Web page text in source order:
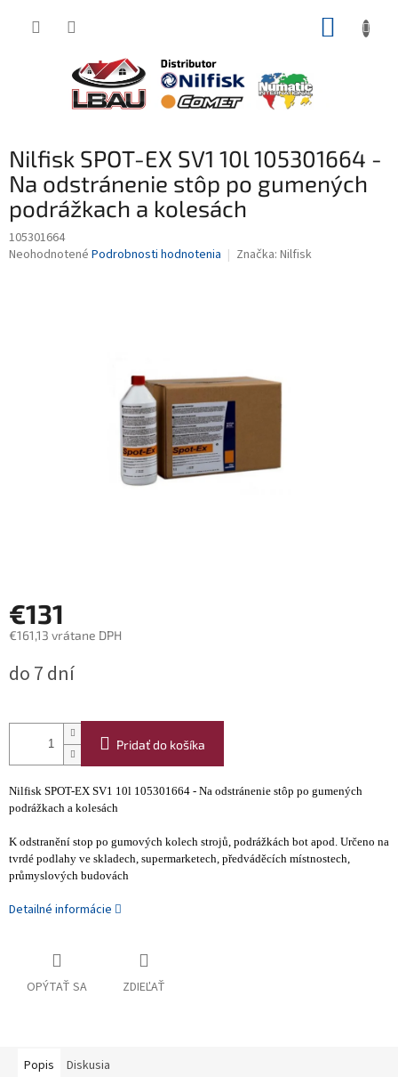
Nilfisk SPOT-EX SV1 10l 105301664 -
Na odstránenie stôp po gumených
podrážkach a kolesách
105301664
Priemerné
Neohodnotené Podrobnosti hodnotenia Značka: Nilfisk
€131
€161,13 vrátane DPH
cena:
do 7 dní
Pridať do košíka
Nilfisk SPOT-EX SV1 10l 105301664 - Na odstránenie stôp po gumených
podrážkach a kolesách
K odstranění stop po gumových kolech strojů, podrážkách bot apod. Určeno na
tvrdé podlahy ve skladech, supermarketech, předváděcích místnostech,
průmyslových budovách
Detailné informácie
OPÝTAŤ SA ZDIEĽAŤ
Popis Diskusia